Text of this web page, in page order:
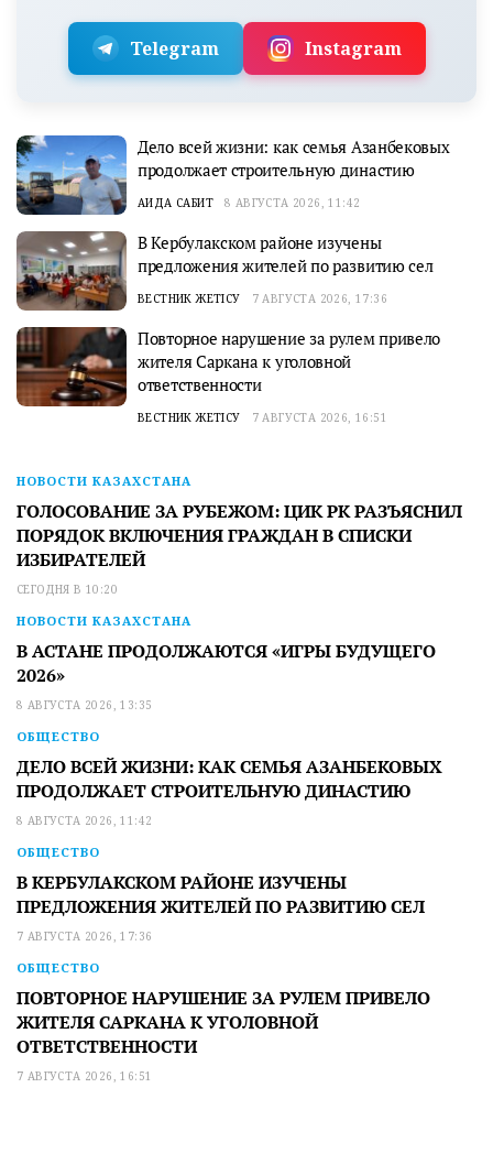
Telegram Instagram
Дело всей жизни: как семья Азанбековых
продолжает строительную династию
АИДА САБИТ 8 АВГУСТА 2026, 11:42
В Кербулакском районе изучены
предложения жителей по развитию сел
ВЕСТНИК ЖЕТІСУ 7 АВГУСТА 2026, 17:36
Повторное нарушение за рулем привело
жителя Саркана к уголовной
ответственности
ВЕСТНИК ЖЕТІСУ 7 АВГУСТА 2026, 16:51
НОВОСТИ КАЗАХСТАНА
ГОЛОСОВАНИЕ ЗА РУБЕЖОМ: ЦИК РК РАЗЪЯСНИЛ
ПОРЯДОК ВКЛЮЧЕНИЯ ГРАЖДАН В СПИСКИ
ИЗБИРАТЕЛЕЙ
СЕГОДНЯ В 10:20
НОВОСТИ КАЗАХСТАНА
В АСТАНЕ ПРОДОЛЖАЮТСЯ «ИГРЫ БУДУЩЕГО
2026»
8 АВГУСТА 2026, 13:35
ОБЩЕСТВО
ДЕЛО ВСЕЙ ЖИЗНИ: КАК СЕМЬЯ АЗАНБЕКОВЫХ
ПРОДОЛЖАЕТ СТРОИТЕЛЬНУЮ ДИНАСТИЮ
8 АВГУСТА 2026, 11:42
ОБЩЕСТВО
В КЕРБУЛАКСКОМ РАЙОНЕ ИЗУЧЕНЫ
ПРЕДЛОЖЕНИЯ ЖИТЕЛЕЙ ПО РАЗВИТИЮ СЕЛ
7 АВГУСТА 2026, 17:36
ОБЩЕСТВО
ПОВТОРНОЕ НАРУШЕНИЕ ЗА РУЛЕМ ПРИВЕЛО
ЖИТЕЛЯ САРКАНА К УГОЛОВНОЙ
ОТВЕТСТВЕННОСТИ
7 АВГУСТА 2026, 16:51